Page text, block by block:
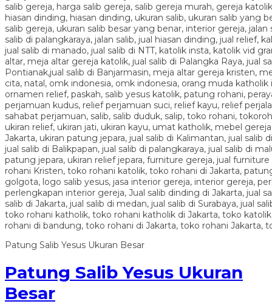
Patung Salib Yesus Ukuran Besar
Patung Salib Yesus Ukuran
Besar